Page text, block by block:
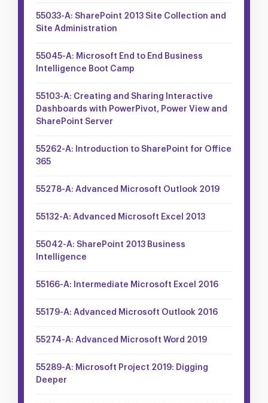
55033-A: SharePoint 2013 Site Collection and
Site Administration
55045-A: Microsoft End to End Business
Intelligence Boot Camp
55103-A: Creating and Sharing Interactive
Dashboards with PowerPivot, Power View and
SharePoint Server
55262-A: Introduction to SharePoint for Office
365
55278-A: Advanced Microsoft Outlook 2019
55132-A: Advanced Microsoft Excel 2013
55042-A: SharePoint 2013 Business
Intelligence
55166-A: Intermediate Microsoft Excel 2016
55179-A: Advanced Microsoft Outlook 2016
55274-A: Advanced Microsoft Word 2019
55289-A: Microsoft Project 2019: Digging
Deeper